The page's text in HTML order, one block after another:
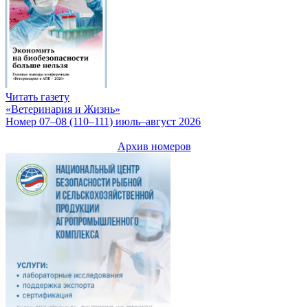
Читать газету
«Ветеринария и Жизнь»
Номер 07–08 (110–111) июль–август 2026
Архив номеров